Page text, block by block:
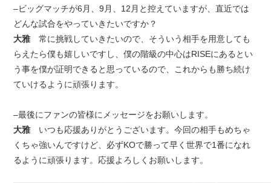
–ビッグマッチが6月、9月、12月と控えていますが、直近では
どんな試合をやっていきたいですか？
大雅常に挑戦していきたいので、そういう相手を用意しても
らえたら僕も嬉しいですし、僕の階級の中心はRISEにあるとい
う事を僕が証明できると思っているので、これからも勝ち続け
ていけるように頑張ります。
–最後にファンの皆様にメッセージをお願いします。
大雅いつも応援ありがとうございます。今回の相手もめちゃ
くちゃ強いんですけど、必ずKOで勝って早く世界で1番になれ
るように頑張ります。応援よろしくお願いします。